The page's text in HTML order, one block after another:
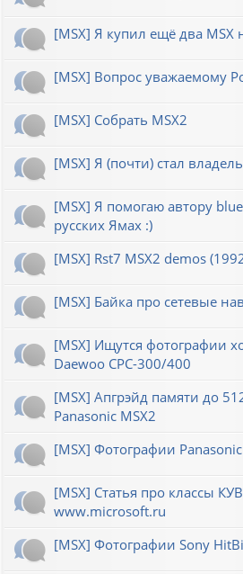
[MSX] Я купил ещё два MSX
[MSX] Вопрос уважаемому
[MSX] Собрать MSX2
[MSX] Я (почти) стал
[MSX] Я помогаю автору
русских Ямах :)
[MSX] Rst7 MSX2 demos
[MSX] Байка про сетевые
[MSX] Ищутся фотографии
Daewoo CPC-300/400
[MSX] Апгрэйд памяти до
Panasonic MSX2
[MSX] Фотографии Panasonic
[MSX] Статья про классы
www.microsoft.ru
[MSX] Фотографии Sony